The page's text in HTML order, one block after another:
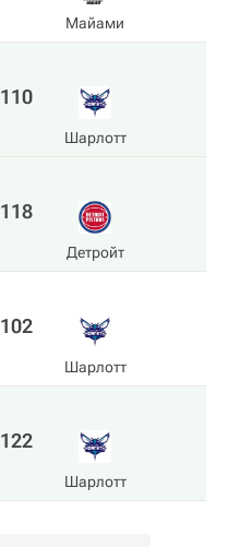
Майами
110
Шарлотт
118
Детройт
102
Шарлотт
122
Шарлотт